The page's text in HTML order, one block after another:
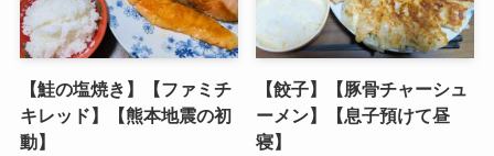
【鮭の塩焼き】【ファミチ
キレッド】【熊本地震の初
動】
【餃子】【豚骨チャーシュ
ーメン】【息子預けて昼
寝】